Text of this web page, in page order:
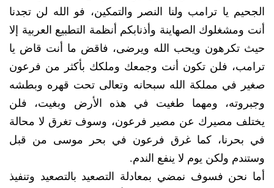
الجحيم يا ترامب ولنا النصر والتمكين، فو الله لن تجدنا
أنت ومشغلوك الصهاينة وأذنابكم أنظمة التطبيع العربية إلا
حيث تكرهون ويحب الله ويرضى، فاقض ما أنت قاض يا
ترامب، فلن تكون أنت وجمعك وملكك بأكثر من فرعون
صغير في مملكة الله سبحانه وتعالى تحت قهره وبطشه
وجبروته، ومهما طغيت في هذه الأرض وبغيت، فلن
يختلف مصيرك عن مصير فرعون، وسوف تغرق لا محالة
في بحرنا، كما غرق فرعون في بحر موسى من قبل
وستندم ولكن يوم لا ينفع الندم.
أما نحن فسوف نمضي بمعادلة التصعيد بالتصعيد وتنفيذ